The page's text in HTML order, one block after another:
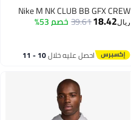
Nike M NK CLUB BB GFX CREW
ريال18.42
39.61خصم 53%
احصل عليه خلال 10 - 11